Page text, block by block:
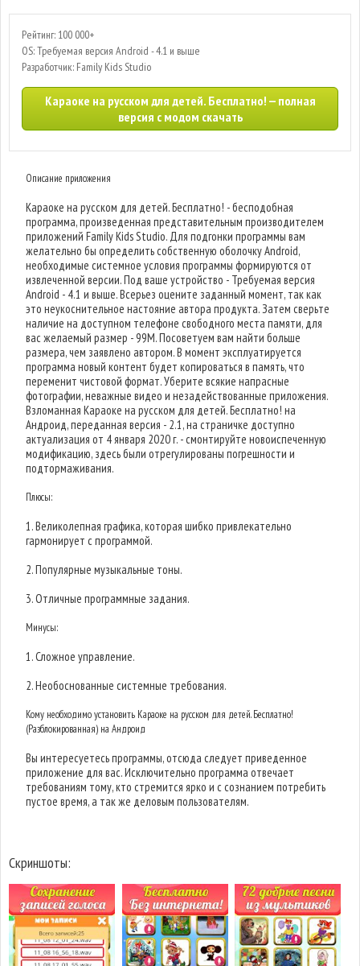
Рейтинг: 100 000+
OS: Требуемая версия Android - 4.1 и выше
Разработчик: Family Kids Studio
Караоке на русском для детей. Бесплатно! — полная
версия с модом скачать
Описание приложения
Караоке на русском для детей. Бесплатно! - бесподобная
программа, произведенная представительным производителем
приложений Family Kids Studio. Для подгонки программы вам
желательно бы определить собственную оболочку Android,
необходимые системное условия программы формируются от
извлеченной версии. Под ваше устройство - Требуемая версия
Android - 4.1 и выше. Всерьез оцените заданный момент, так как
это неукоснительное настояние автора продукта. Затем сверьте
наличие на доступном телефоне свободного места памяти, для
вас желаемый размер - 99M. Посоветуем вам найти больше
размера, чем заявлено автором. В момент эксплуатируется
программа новый контент будет копироваться в память, что
переменит чистовой формат. Уберите всякие напрасные
фотографии, неважные видео и незадействованные приложения.
Взломанная Караоке на русском для детей. Бесплатно! на
Андроид, переданная версия - 2.1, на страничке доступно
актуализация от 4 января 2020 г. - смонтируйте новоиспеченную
модификацию, здесь были отрегулированы погрешности и
подтормаживания.
Плюсы:
1. Великолепная графика, которая шибко привлекательно
гармонирует с программой.
2. Популярные музыкальные тоны.
3. Отличные программные задания.
Минусы:
1. Сложное управление.
2. Необоснованные системные требования.
Кому необходимо установить Караоке на русском для детей. Бесплатно!
(Разблокированная) на Андроид
Вы интересуетесь программы, отсюда следует приведенное
приложение для вас. Исключительно программа отвечает
требованиям тому, кто стремится ярко и с сознанием потребить
пустое время, а так же деловым пользователям.
Скриншоты: